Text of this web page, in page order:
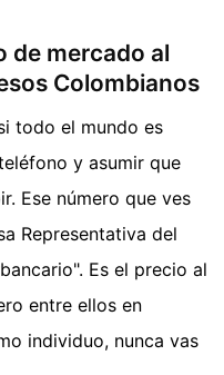
de mercado al
Colombianos
todo el mundo es
y asumir que
Ese número que ves
Representativa del
Es el precio al
entre ellos en
individuo, nunca vas